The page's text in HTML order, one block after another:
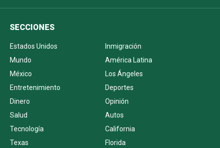
SECCIONES
Estados Unidos
Inmigración
Mundo
América Latina
México
Los Ángeles
Entretenimiento
Deportes
Dinero
Opinión
Salud
Autos
Tecnología
California
Texas
Florida